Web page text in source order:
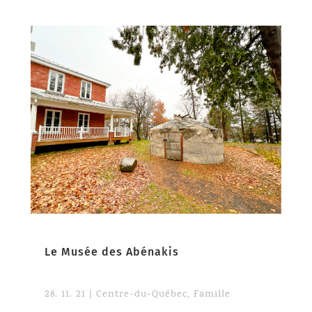
Le Musée des Abénakis
28. 11. 21 | Centre-du-Québec, Famille